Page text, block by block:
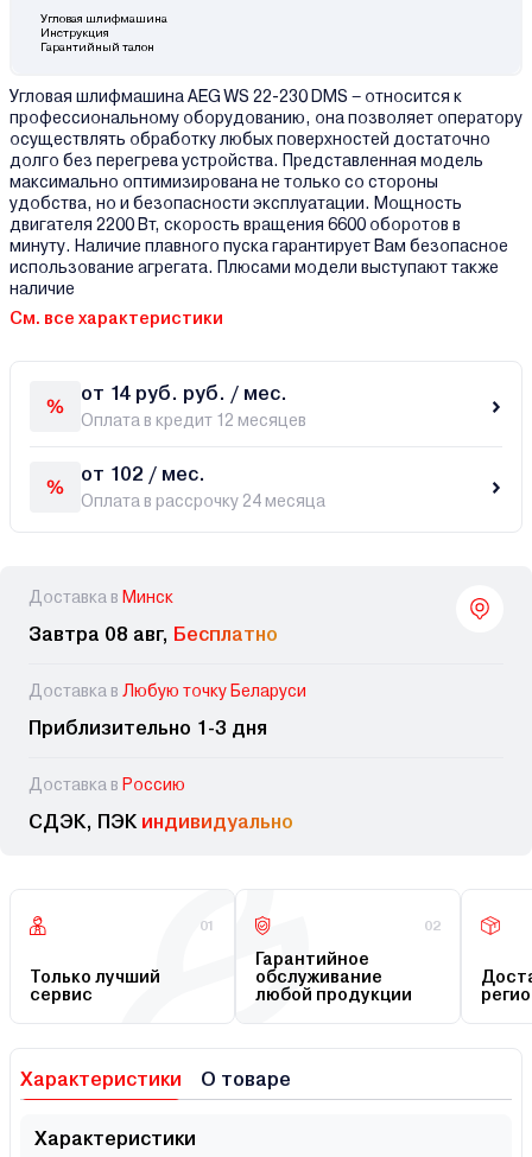
Угловая шлифмашина
Инструкция
Гарантийный талон
Угловая шлифмашина AEG WS 22-230 DMS – относится к
профессиональному оборудованию, она позволяет оператору
осуществлять обработку любых поверхностей достаточно
долго без перегрева устройства. Представленная модель
максимально оптимизирована не только со стороны
удобства, но и безопасности эксплуатации. Мощность
двигателя 2200 Вт, скорость вращения 6600 оборотов в
минуту. Наличие плавного пуска гарантирует Вам безопасное
использование агрегата. Плюсами модели выступают также
наличие
См. все характеристики
от 14 руб. руб. / мес.
Оплата в кредит 12 месяцев
от 102 / мес.
Оплата в рассрочку 24 месяца
Доставка в Минск
Завтра 08 авг, Бесплатно
Доставка в Любую точку Беларуси
Приблизительно 1-3 дня
Доставка в Россию
СДЭК, ПЭК индивидуально
01
Только лучший
сервис
02
Гарантийное
обслуживание
любой продукции
Характеристики О товаре
Характеристики